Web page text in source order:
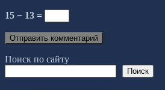
15 − 13 =
Поиск по сайту
Поиск